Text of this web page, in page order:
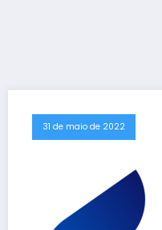
31 de maio de 2022